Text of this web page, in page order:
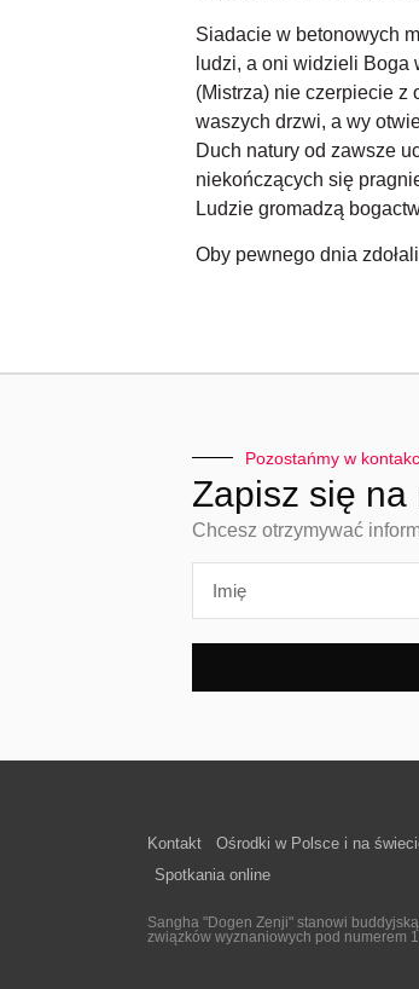
Siadacie w betonowych
ludzi, a oni widzieli
(Mistrza) nie czerpiecie z
waszych drzwi, a wy
Duch natury od zawsze
niekończących się
Ludzie gromadzą
Oby pewnego dnia
Pozostańmy w
Zapisz się
Chcesz otrzymywać
Kontakt Ośrodki w Polsce i na
Spotkania online
Sangha "Dogen Zenji" stanowi
związków wyznaniowych pod numerem